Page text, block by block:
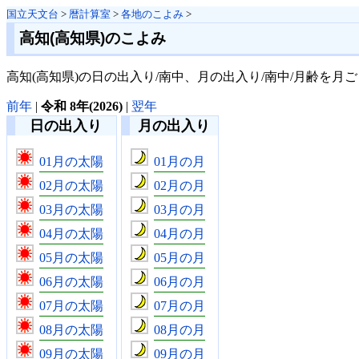
国立天文台 > 暦計算室 > 各地のこよみ >
高知(高知県)のこよみ
高知(高知県)の日の出入り/南中、月の出入り/南中/月齢を月ご
前年 | 令和 8年(2026) | 翌年
日の出入り
01月の太陽
02月の太陽
03月の太陽
04月の太陽
05月の太陽
06月の太陽
07月の太陽
08月の太陽
09月の太陽
月の出入り
01月の月
02月の月
03月の月
04月の月
05月の月
06月の月
07月の月
08月の月
09月の月